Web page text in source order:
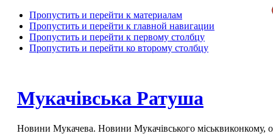
Пропустить и перейти к материалам
Пропустить и перейти к главной навигации
Пропустить и перейти к первому столбцу
Пропустить и перейти ко второму столбцу
Мукачівська Ратуша
Новини Мукачева. Новини Мукачівського міськвиконкому,